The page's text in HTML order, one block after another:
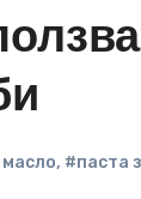
, #паста